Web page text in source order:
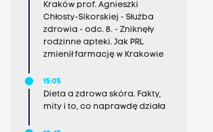
Kraków prof. Agnieszki
Chłosty-Sikorskiej - Służba
zdrowia - odc. 8. - Zniknęły
rodzinne apteki. Jak PRL
zmienił farmację w Krakowie
15:05
Dieta a zdrowa skóra. Fakty,
mity i to, co naprawdę działa